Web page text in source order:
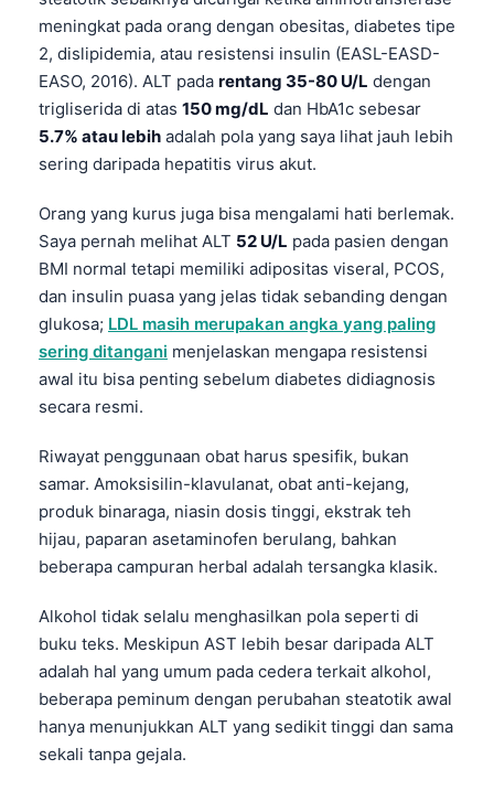
meningkat pada orang dengan obesitas, diabetes tipe
2, dislipidemia, atau resistensi insulin (EASL-EASD-
EASO, 2016). ALT pada rentang 35-80 U/L dengan
trigliserida di atas 150 mg/dL dan HbA1c sebesar
5.7% atau lebih adalah pola yang saya lihat jauh lebih
sering daripada hepatitis virus akut.
Orang yang kurus juga bisa mengalami hati berlemak.
Saya pernah melihat ALT 52 U/L pada pasien dengan
BMI normal tetapi memiliki adipositas viseral, PCOS,
dan insulin puasa yang jelas tidak sebanding dengan
glukosa; LDL masih merupakan angka yang paling
sering ditangani menjelaskan mengapa resistensi
awal itu bisa penting sebelum diabetes didiagnosis
secara resmi.
Riwayat penggunaan obat harus spesifik, bukan
samar. Amoksisilin-klavulanat, obat anti-kejang,
produk binaraga, niasin dosis tinggi, ekstrak teh
hijau, paparan asetaminofen berulang, bahkan
beberapa campuran herbal adalah tersangka klasik.
Alkohol tidak selalu menghasilkan pola seperti di
buku teks. Meskipun AST lebih besar daripada ALT
adalah hal yang umum pada cedera terkait alkohol,
beberapa peminum dengan perubahan steatotik awal
hanya menunjukkan ALT yang sedikit tinggi dan sama
sekali tanpa gejala.
Occitan
العربية المغربية
Afrikaans
Монгол
Cebuano
ئۇيغۇرچە
Кыргызча
Татар теле
Беларуская мова
Esperanto
Frysk
Ślōnskŏ gŏdka
Norsk bokmål